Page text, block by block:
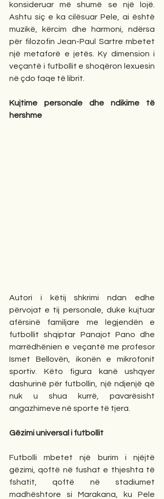
konsideruar më shumë se një lojë.
Ashtu siç e ka cilësuar Pele, ai është
muzikë, kërcim dhe harmoni, ndërsa
për filozofin Jean-Paul Sartre mbetet
një metaforë e jetës. Ky dimension i
veçantë i futbollit e shoqëron lexuesin
në çdo faqe të librit.
Kujtime personale dhe ndikime të
hershme
Autori i këtij shkrimi ndan edhe
përvojat e tij personale, duke kujtuar
afërsinë familjare me legjendën e
futbollit shqiptar Panajot Pano dhe
marrëdhënien e veçantë me profesor
Ismet Bellovën, ikonën e mikrofonit
sportiv. Këto figura kanë ushqyer
dashurinë për futbollin, një ndjenjë që
nuk u shua kurrë, pavarësisht
angazhimeve në sporte të tjera.
Gëzimi universal i futbollit
Futbolli mbetet një burim i njëjtë
gëzimi, qoftë në fushat e thjeshta të
fshatit, qoftë në stadiumet
madhështore si Marakana, ku Pele